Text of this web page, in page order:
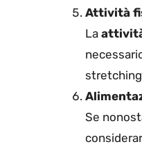
Attività
La
Se